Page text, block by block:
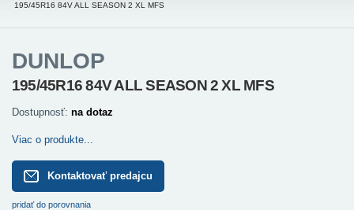
195/45R16 84V ALL SEASON 2 XL MFS
DUNLOP
195/45R16 84V ALL SEASON 2 XL MFS
Dostupnosť: na dotaz
Viac o produkte...
Kontaktovať predajcu
pridať do porovnania